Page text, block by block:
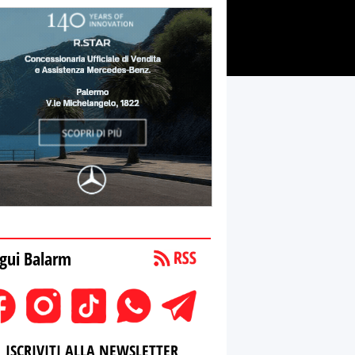
Balarm
ISCRIVITI ALLA NEWSLETTER